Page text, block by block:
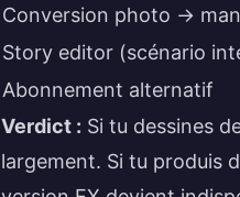
Conversion photo →
Story editor (scénario
Abonnement alternatif
Verdict : Si tu dessines
largement. Si tu produis